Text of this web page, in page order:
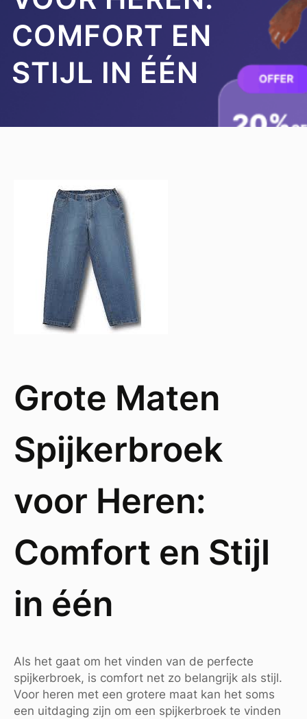
COMFORT EN
STIJL IN ÉÉN
Grote Maten
Spijkerbroek
voor Heren:
Comfort en Stijl
in één
Als het gaat om het vinden van de perfecte
spijkerbroek, is comfort net zo belangrijk als stijl.
Voor heren met een grotere maat kan het soms
een uitdaging zijn om een spijkerbroek te vinden